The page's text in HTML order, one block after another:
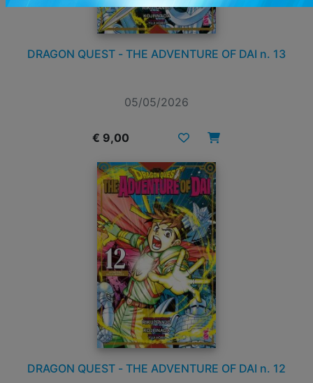
DRAGON QUEST - THE ADVENTURE OF DAI n. 13
05/05/2026
€ 9,00
DRAGON QUEST - THE ADVENTURE OF DAI n. 12